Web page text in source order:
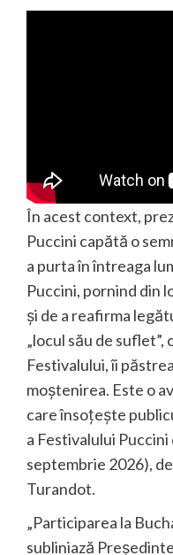
În acest context,
Puccini capătă o
a purta în întreaga
Puccini, pornind din
și de a reafirma
„locul său de
Festivalului, îi
moștenirea. Este o
care însoţeşte
a Festivalului
septembrie 2026),
Turandot.
„Participarea la
subliniază